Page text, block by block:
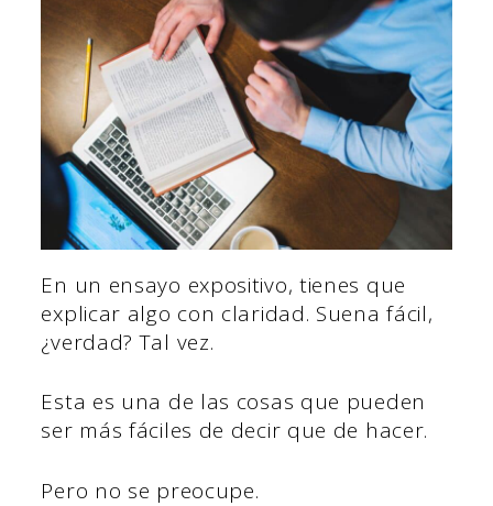
En un ensayo expositivo, tienes que
explicar algo con claridad. Suena fácil,
¿verdad? Tal vez.
Esta es una de las cosas que pueden
ser más fáciles de decir que de hacer.
Pero no se preocupe.